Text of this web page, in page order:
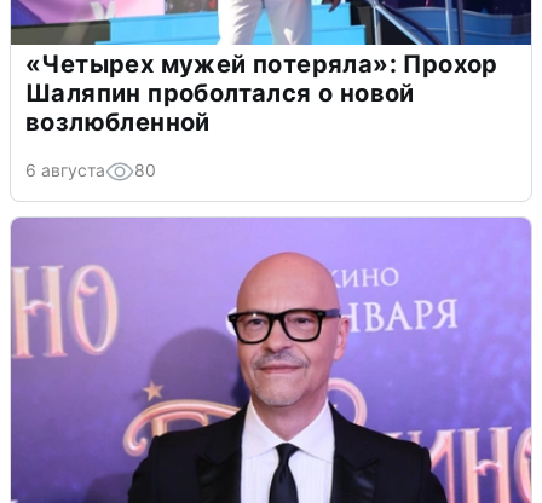
«Четырех мужей потеряла»: Прохор
Шаляпин проболтался о новой
возлюбленной
6 августа 80